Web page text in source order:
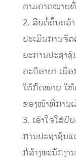
ຕາມຄາດໝາຍທີ່
2. ສືບຕໍ່ຄົ້ນຄວ້
ປະເມີນການຈັ
ຍະການປະຊາ
ຄະດີອາຍາ ເພື່
ໃຕ້ກົດໝາຍ ໃຫ້
ຂອງໜ້າທີ່ການ
3. ເອົາໃຈໃສ່ປັ
ການປະຊາຊົນ
ກໍ່ສ້າງພະນັກງາ